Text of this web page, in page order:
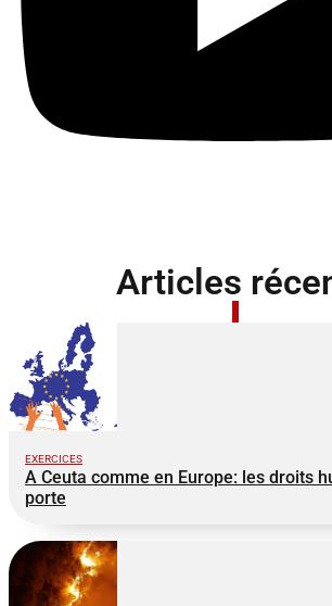
Articles
EXERCICES
A Ceuta comme en Europe: les droits
porte